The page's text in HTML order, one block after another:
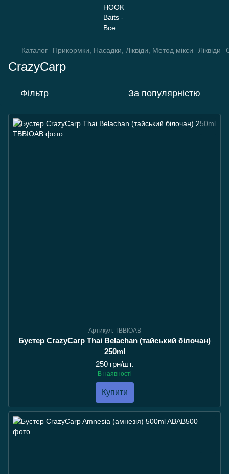
Каталог Прикормки, Насадки, Ліквіди, Метод мікси Ліквіди
CrazyCarp
Фільтр За популярністю
Артикул: TBBIOAB
Бустер CrazyCarp Thai Belachan (тайський білочан)
250ml
250 грн/шт.
В наявності
Купити